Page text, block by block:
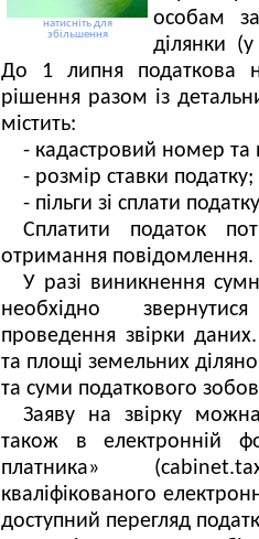
натисніть для
збільшення
особам
ділянки
До 1 липня податкова
рішення разом із
містить:
- кадастровий номер та
- розмір ставки податку;
- пільги зі сплати
Сплатити податок
отримання повідомлення.
У разі виникнення
необхідно
проведення звірки
та площі земельних
та суми податкового
Заяву на звірку
також в електронній
платника»
кваліфікованого
доступний перегляд